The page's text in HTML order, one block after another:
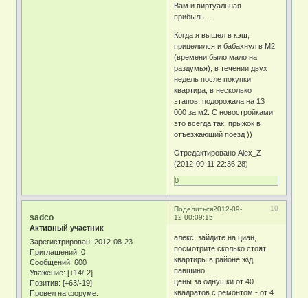
Вам и виртуальная
прибыль...
Когда я вышел в кэш,
прицелился и бабахнул в М2
(времени было мало на
раздумья), в течении двух
недель после покупки
квартира, в несколько
этапов, подорожала на 13
000 за м2. С новостройками
это всегда так, прыжок в
отъезжающий поезд ))
Отредактировано Alex_Z
(2012-09-11 22:36:28)
0
Поделиться 10
2012-09-
12 00:09:15
sadco
Активный участник
Зарегистрирован: 2012-08-23
Приглашений: 0
Сообщений: 600
Уважение: [+14/-2]
Позитив: [+63/-19]
Провел на форуме:
алекс, зайдите на циан,
посмотрите сколько стоят
квартиры в районе ж\д
павшино
цены за однушки от 40
квадратов с ремонтом - от 4